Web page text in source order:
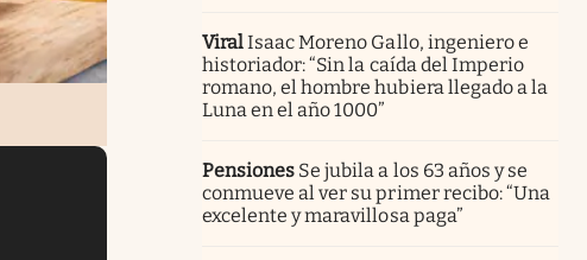
ViralIsaac Moreno Gallo, ingeniero e
historiador: “Sin la caída del Imperio
romano, el hombre hubiera llegado a la
Luna en el año 1000”
Pensiones Se jubila a los 63 años y se
conmueve al ver su primer recibo: “Una
excelente y maravillosa paga”